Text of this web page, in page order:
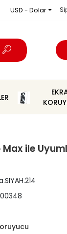
USD - Dolar
Max ile